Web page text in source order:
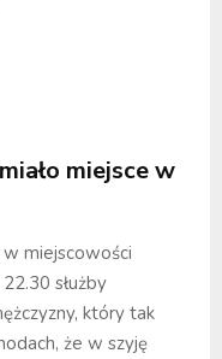
miejsce w
miejscowości
służby
który tak
że w szyję